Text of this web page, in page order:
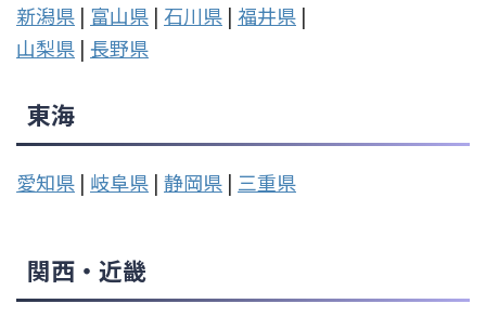
新潟県 | 富山県 | 石川県 | 福井県 |
山梨県 | 長野県
東海
愛知県 | 岐阜県 | 静岡県 | 三重県
関西・近畿